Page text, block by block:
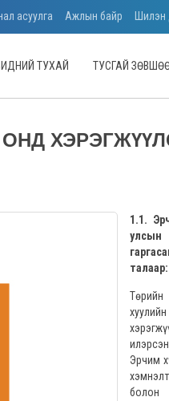
асуулга Ажлын байр
ТУХАЙ ТУСГАЙ
1.1.
талаар:
Эрчим